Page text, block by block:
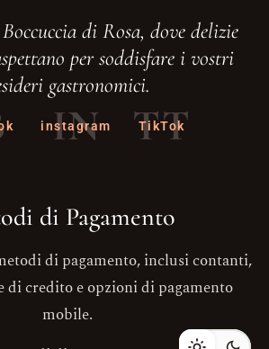
di Rosa, dove delizie
per soddisfare i vostri
gastronomici.
IN
instagram TT
TikTok
di Pagamento
di pagamento, inclusi contanti,
di credito e opzioni di pagamento
mobile.